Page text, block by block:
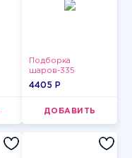
Подборка
шаров-335
4405 P
ДОБАВИТЬ